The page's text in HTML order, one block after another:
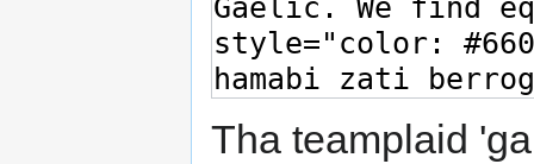
Tha teamplaid